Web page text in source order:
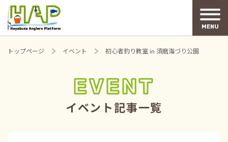
MENU
トップページ イベント 初心者釣り教室 in 須磨海づり公園
EVENT
イベント記事一覧